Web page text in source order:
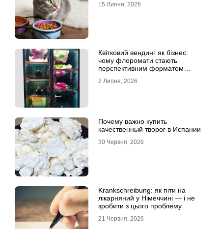
15 Липня, 2026
Квітковий вендинг як бізнес:
чому флоромати стають
перспективним форматом
2 Липня, 2026
Почему важно купить
качественный творог в Испании
30 Червня, 2026
Krankschreibung: як піти на
лікарняний у Німеччині — і не
зробити з цього проблему
21 Червня, 2026